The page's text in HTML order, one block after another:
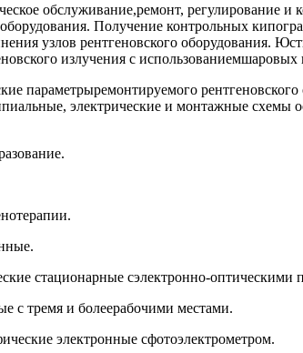
обслуживание,ремонт, регулирование и
Получение контрольных
узлов рентгеновского оборудования.
излучения с
параметрыремонтируемого
электрические и монтажные схемы
стационарные сэлектронно-оптическими
с тремя и болеерабочими местами.
электронные сфотоэлектрометром.